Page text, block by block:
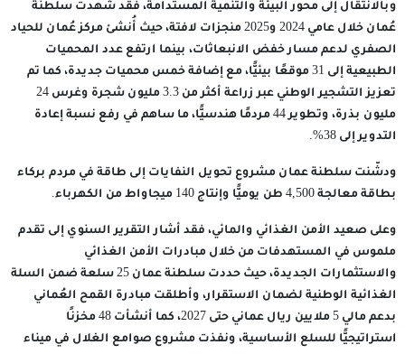
وبالانتقال إلى محور البيئة والتنمية المستدامة، فقد شهدت سلطنة
عُمان خلال عامي 2024 و2025 منجزات لافتة، حيث أُنشئ مركز عُمان للحياد
الصفري لدعم مسار خفض الانبعاثات، بينما ارتفع عدد المحميات
الطبيعية إلى 31 موقعًا بيئيًّا، مع إضافة خمس محميات جديدة، كما تم
تعزيز التشجير الوطني عبر زراعة أكثر من 3.3 مليون شجرة وغرس 24
مليون بذرة، وتطوير 44 مردمًا هندسيًّا، ما ساهم في رفع نسبة إعادة
التدوير إلى 38%.
ودشّنت سلطنة عمان مشروع تحويل النفايات إلى طاقة في مردم بركاء
بطاقة معالجة 4,500 طن يوميًّا وإنتاج 140 ميجاواط من الكهرباء.
وعلى صعيد الأمن الغذائي والمائي، فقد أشار التقرير السنوي إلى تقدم
ملموس في المستهدفات من خلال مبادرات الأمن الغذائي
والاستثمارات الجديدة، حيث حددت سلطنة عمان 25 سلعة ضمن السلة
الغذائية الوطنية لضمان الاستقرار، وأطلقت مبادرة القمح العُماني
بدعم مالي 5 ملايين ريال عماني حتى 2027، كما أنشأت 48 مخزنًا
استراتيجيًّا للسلع الأساسية، ونفذت مشروع صوامع الغلال في ميناء